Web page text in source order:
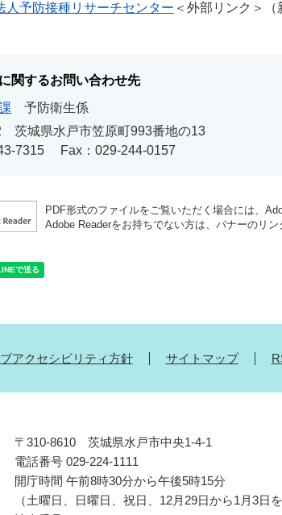
人予防接種リサーチセンター ＜外部リンク＞
関するお問い合わせ先
予防衛生係
茨城県水戸市笠原町993番地の13
7315
Fax：029-244-0157
PDF形式のファイルをご覧いただく場合には、
Adobe Readerをお持ちでない方は、バナーのリ
アクセシビリティ方針 サイトマップ
〒310-8610 茨城県水戸市中央1-4-1
電話番号 029-224-1111
開庁時間 午前8時30分から午後5時15分
（土曜日、日曜日、祝日、12月29日から1月3日を